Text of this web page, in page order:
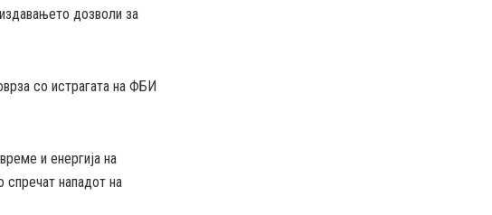
дозволи за
со истрагата на ФБИ
и енергија на
спречат нападот на